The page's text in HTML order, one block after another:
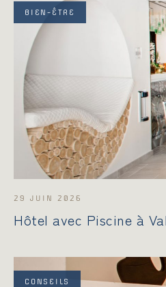
BIEN-ÊTRE
29 JUIN 2026
Hôtel avec Piscine à
CONSEILS